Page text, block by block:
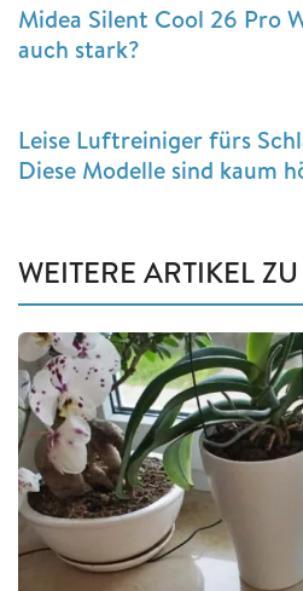
Midea Silent Cool 26 Pro
auch stark?
Leise Luftreiniger fürs
Diese Modelle sind kaum
WEITERE ARTIKEL